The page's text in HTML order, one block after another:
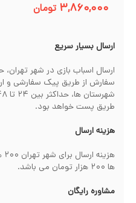
۳,۸۶۰,۰۰۰ تومان
ارسال بسیار سریع
سفارش از طریق پیک سفارشی و
طریق پست خواهد بود.
هزینه ارسال
ها ۲۰۰ هزار تومان می باشد.
مشاوره رایگان